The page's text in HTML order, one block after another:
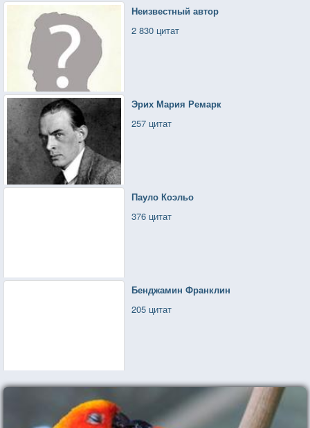
Неизвестный автор
2 830 цитат
Эрих Мария Ремарк
257 цитат
Пауло Коэльо
376 цитат
Бенджамин Франклин
205 цитат